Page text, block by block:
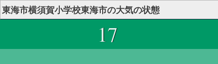
東海市横須賀小学校東海市の大気の状態
17